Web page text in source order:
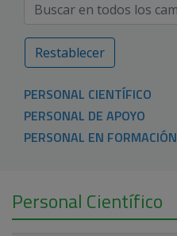
Restablecer
PERSONAL CIENTÍFICO
PERSONAL DE APOYO
PERSONAL EN FORMACIÓN
Personal Científico